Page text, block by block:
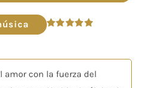
de
audio
amor con la fuerza del